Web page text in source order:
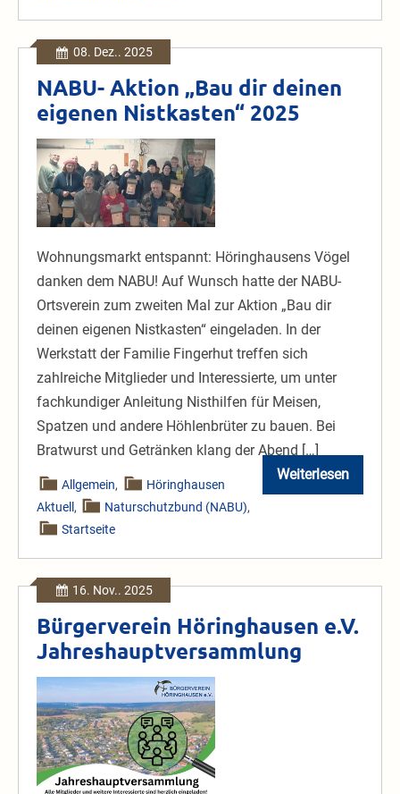
08. Dez.. 2025
NABU- Aktion „Bau dir deinen
eigenen Nistkasten“ 2025
NABU-
Aktion
„Bau
dir
Wohnungsmarkt entspannt: Höringhausens Vögel
danken dem NABU! Auf Wunsch hatte der NABU-
Ortsverein zum zweiten Mal zur Aktion „Bau dir
deinen eigenen Nistkasten“ eingeladen. In der
Werkstatt der Familie Fingerhut treffen sich
zahlreiche Mitglieder und Interessierte, um unter
fachkundiger Anleitung Nisthilfen für Meisen,
Spatzen und andere Höhlenbrüter zu bauen.​ Bei
Bratwurst und Getränken klang der Abend […]
Weiterlesen
NABU-
Aktion
Allgemein,
Höringhausen
Aktuell , Naturschutzbund (NABU),
Startseite
16. Nov.. 2025
Bürgerverein Höringhausen e.V.
Jahreshauptversammlung
Bürgerverein
Höringhausen
e.V.
Jahreshauptversammlung